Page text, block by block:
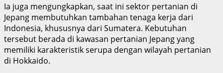
Ia juga mengungkapkan, saat ini sektor pertanian di
Jepang membutuhkan tambahan tenaga kerja dari
Indonesia, khususnya dari Sumatera. Kebutuhan
tersebut berada di kawasan pertanian Jepang yang
memiliki karakteristik serupa dengan wilayah pertanian
di Hokkaido.